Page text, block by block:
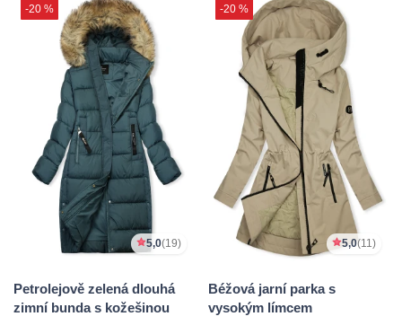
-20 %
5,0(19)
Petrolejově zelená dlouhá
zimní bunda s kožešinou
-20 %
5,0(11)
Béžová jarní parka s
vysokým límcem